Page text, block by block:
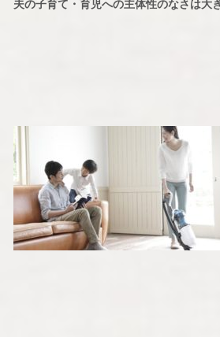
夫の子育て・育児への主体性のなさは大